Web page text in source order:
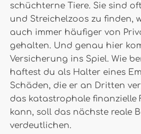
schüchterne Tiere. Sie sind
und Streichelzoos zu finden,
auch immer häufiger von
gehalten. Und genau hier
Versicherung ins Spiel. Wie
haftest du als Halter eines
Schäden, die er an Dritten
das katastrophale finanzielle
kann, soll das nächste reale
verdeutlichen.